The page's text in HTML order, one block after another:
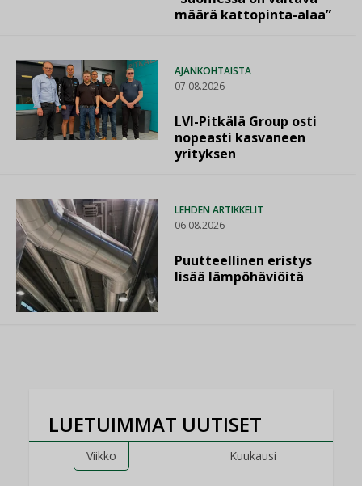
määrä kattopinta-alaa”
AJANKOHTAISTA
07.08.2026
LVI-Pitkälä Group osti
nopeasti kasvaneen
yrityksen
LEHDEN ARTIKKELIT
06.08.2026
Puutteellinen eristys
lisää lämpöhäviöitä
LUETUIMMAT UUTISET
Viikko Kuukausi